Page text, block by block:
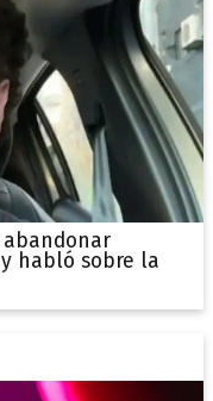
habló sobre la